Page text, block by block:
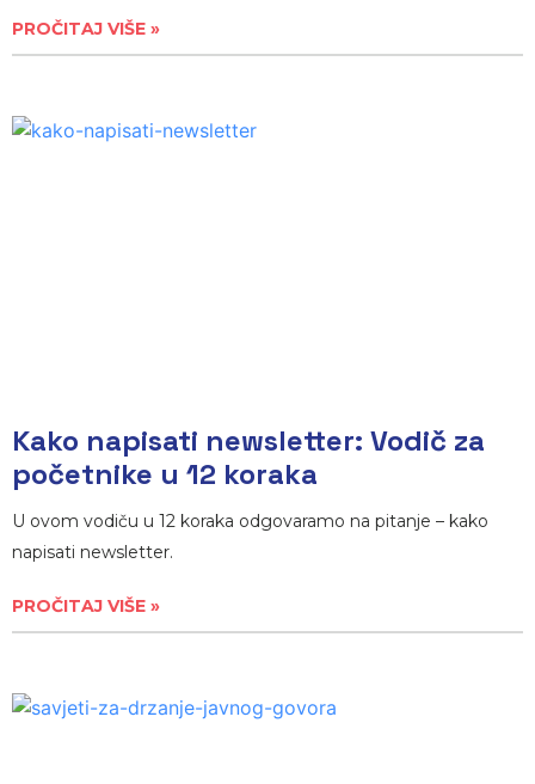
PROČITAJ VIŠE »
Kako napisati newsletter: Vodič za
početnike u 12 koraka
U ovom vodiču u 12 koraka odgovaramo na pitanje – kako
napisati newsletter.
PROČITAJ VIŠE »